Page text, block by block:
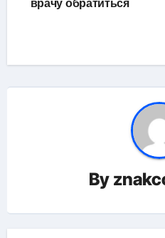
записям
врачу обратиться
By